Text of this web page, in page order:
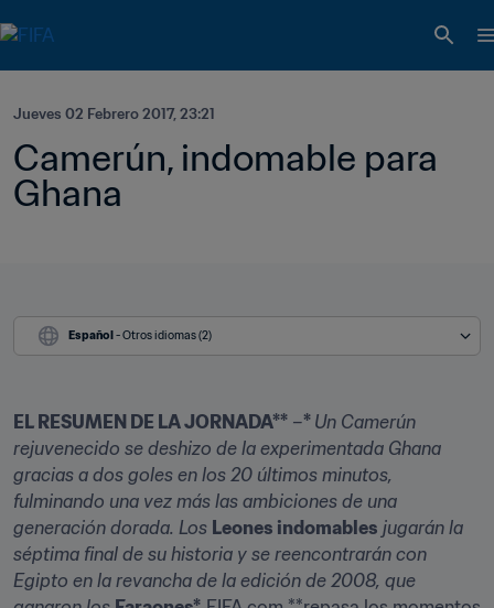
Jueves 02 Febrero 2017, 23:21
Camerún, indomable para
Ghana
Español - Otros idiomas (2)
EL RESUMEN DE LA JORNADA** –* Un Camerún
rejuvenecido se deshizo de la experimentada Ghana
gracias a dos goles en los 20 últimos minutos,
fulminando una vez más las ambiciones de una
generación dorada. Los Leones indomables jugarán la
séptima final de su historia y se reencontrarán con
Egipto en la revancha de la edición de 2008, que